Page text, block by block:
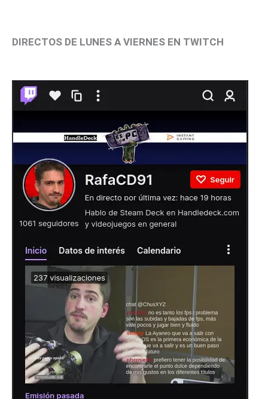
DIRECTOS DE LUNES A VIERNES EN TWITCH